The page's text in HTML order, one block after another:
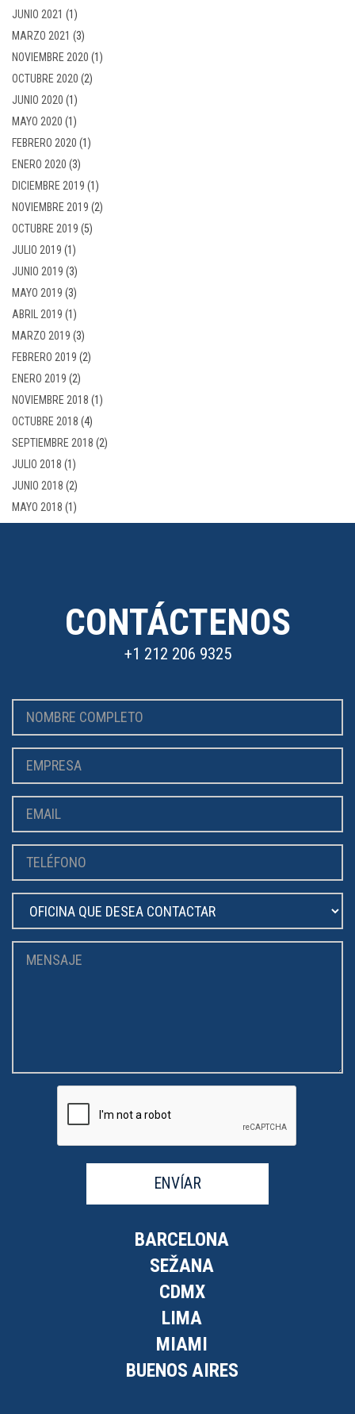
JUNIO 2021 (1)
MARZO 2021 (3)
NOVIEMBRE 2020 (1)
OCTUBRE 2020 (2)
JUNIO 2020 (1)
MAYO 2020 (1)
FEBRERO 2020 (1)
ENERO 2020 (3)
DICIEMBRE 2019 (1)
NOVIEMBRE 2019 (2)
OCTUBRE 2019 (5)
JULIO 2019 (1)
JUNIO 2019 (3)
MAYO 2019 (3)
ABRIL 2019 (1)
MARZO 2019 (3)
FEBRERO 2019 (2)
ENERO 2019 (2)
NOVIEMBRE 2018 (1)
OCTUBRE 2018 (4)
SEPTIEMBRE 2018 (2)
JULIO 2018 (1)
JUNIO 2018 (2)
MAYO 2018 (1)
CONTÁCTENOS
+1 212 206 9325
ENVÍAR
BARCELONA
SEŽANA
CDMX
LIMA
MIAMI
BUENOS AIRES